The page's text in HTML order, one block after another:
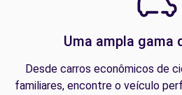
Uma ampla gama
Desde carros econômicos de
familiares, encontre o veículo